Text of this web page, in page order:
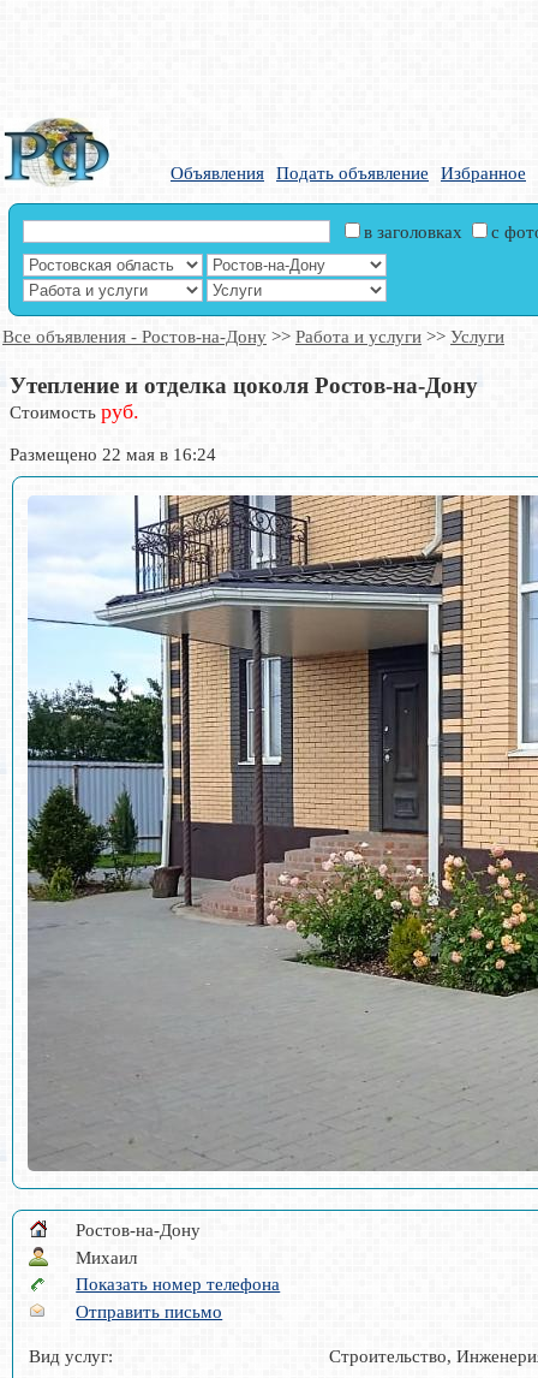
Объявления Подать объявление Избранное
в заголовках с
Все объявления - Ростов-на-Дону >> Работа и услуги >> Услуги
Утепление и отделка цоколя Ростов-на-Дону
Стоимость руб.
Размещено 22 мая в 16:24
Ростов-на-Дону
Михаил
Показать номер телефона
Отправить письмо
Вид услуг: Строительство,